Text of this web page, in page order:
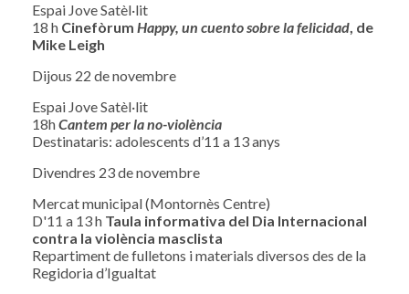
Espai Jove Satèl·lit
18 h Cinefòrum Happy, un cuento sobre la felicidad, de
Mike Leigh
Dijous 22 de novembre
Espai Jove Satèl·lit
18hCantem per la no-violència
Destinataris: adolescents d’11 a 13 anys
Divendres 23 de novembre
Mercat municipal (Montornès Centre)
D'11 a 13 h Taula informativa del Dia Internacional
contra la violència masclista
Repartiment de fulletons i materials diversos des de la
Regidoria d’Igualtat